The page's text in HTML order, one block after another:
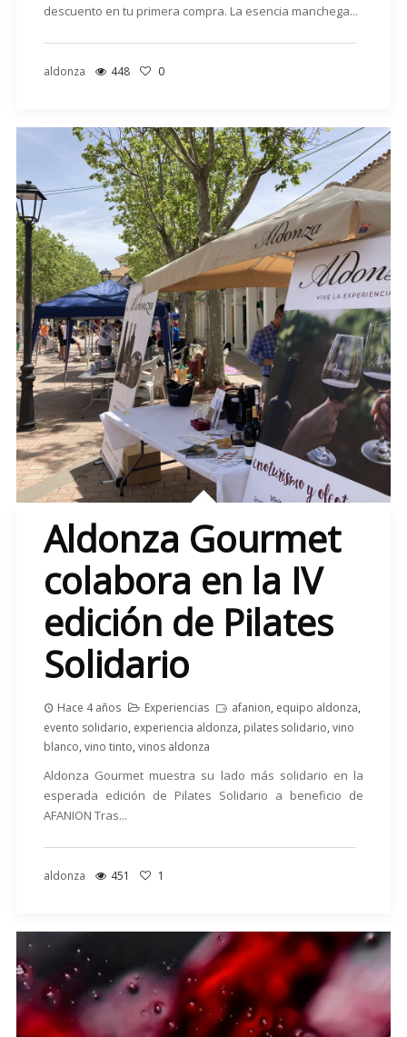
descuento en tu primera compra. La esencia manchega...
aldonza 448 0
Aldonza Gourmet
colabora en la IV
edición de Pilates
Solidario
Hace 4 años Experiencias afanion, equipo aldonza,
evento solidario, experiencia aldonza, pilates solidario, vino
blanco, vino tinto, vinos aldonza
Aldonza Gourmet muestra su lado más solidario en la
esperada edición de Pilates Solidario a beneficio de
AFANION Tras...
aldonza 451 1